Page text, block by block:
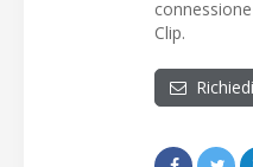
Clip.